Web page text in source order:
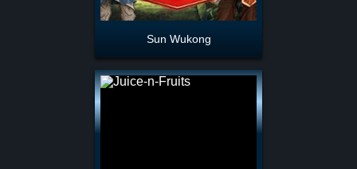
Sun Wukong